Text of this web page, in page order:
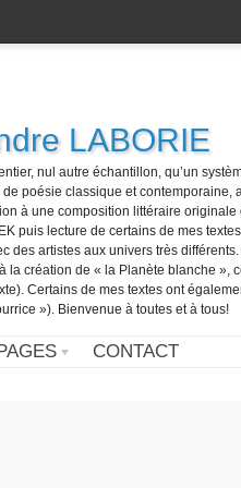
LABORIE
nul autre échantillon, qu’un
poésie classique et contemporaine,
à une composition littéraire
puis lecture de certains de mes
des artistes aux univers très
la création de « la Planète blanche »,
Certains de mes textes ont
»). Bienvenue à toutes et à tous!
CONTACT